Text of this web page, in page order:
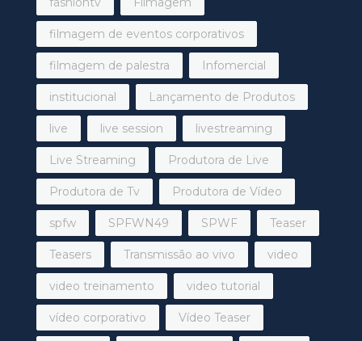
filmagem de eventos corporativos
filmagem de palestra Infomercial
institucional Lançamento de Produtos
live live session livestreaming
Live Streaming Produtora de Live
Produtora de Tv Produtora de Vídeo
spfw SPFWN49 SPWF Teaser
Teasers Transmissão ao vivo video
video treinamento video tutorial
vídeo corporativo Vídeo Teaser